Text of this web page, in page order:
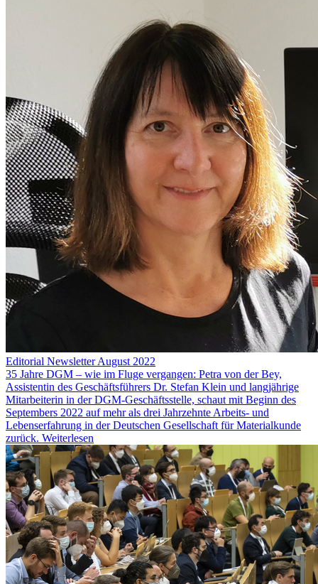
Editorial Newsletter August 2022
35 Jahre DGM – wie im Fluge vergangen: Petra von der Bey,
Assistentin des Geschäftsführers Dr. Stefan Klein und langjährige
Mitarbeiterin in der DGM-Geschäftsstelle, schaut mit Beginn des
Septembers 2022 auf mehr als drei Jahrzehnte Arbeits- und
Lebenserfahrung in der Deutschen Gesellschaft für Materialkunde
zurück. Weiterlesen